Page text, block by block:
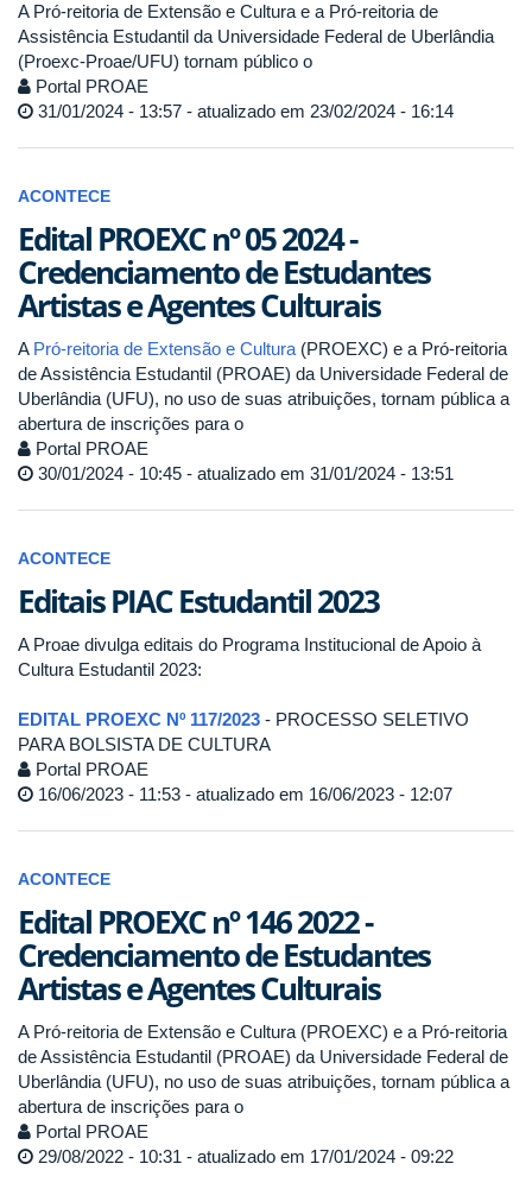
A Pró-reitoria de Extensão e Cultura e a Pró-reitoria de
Assistência Estudantil da Universidade Federal de Uberlândia
(Proexc-Proae/UFU) tornam público o
Portal PROAE
31/01/2024 - 13:57 - atualizado em 23/02/2024 - 16:14
ACONTECE
Edital PROEXC nº 05 2024 -
Credenciamento de Estudantes
Artistas e Agentes Culturais
A Pró-reitoria de Extensão e Cultura (PROEXC) e a Pró-reitoria
de Assistência Estudantil (PROAE) da Universidade Federal de
Uberlândia (UFU), no uso de suas atribuições, tornam pública a
abertura de inscrições para o
Portal PROAE
30/01/2024 - 10:45 - atualizado em 31/01/2024 - 13:51
ACONTECE
Editais PIAC Estudantil 2023
A Proae divulga editais do Programa Institucional de Apoio à
Cultura Estudantil 2023:
EDITAL PROEXC Nº 117/2023 - PROCESSO SELETIVO
PARA BOLSISTA DE CULTURA
Portal PROAE
16/06/2023 - 11:53 - atualizado em 16/06/2023 - 12:07
ACONTECE
Edital PROEXC nº 146 2022 -
Credenciamento de Estudantes
Artistas e Agentes Culturais
A Pró-reitoria de Extensão e Cultura (PROEXC) e a Pró-reitoria
de Assistência Estudantil (PROAE) da Universidade Federal de
Uberlândia (UFU), no uso de suas atribuições, tornam pública a
abertura de inscrições para o
Portal PROAE
29/08/2022 - 10:31 - atualizado em 17/01/2024 - 09:22